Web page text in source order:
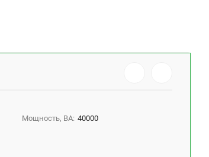
Мощность, ВА: 40000